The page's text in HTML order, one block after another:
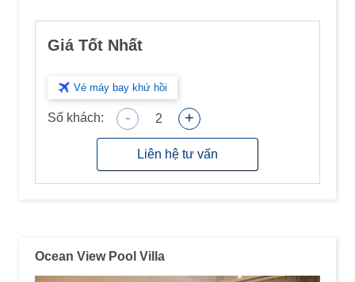
Giá Tốt Nhất
Vé máy bay khứ hồi
Số khách: - 2 +
Liên hệ tư vấn
Ocean View Pool Villa